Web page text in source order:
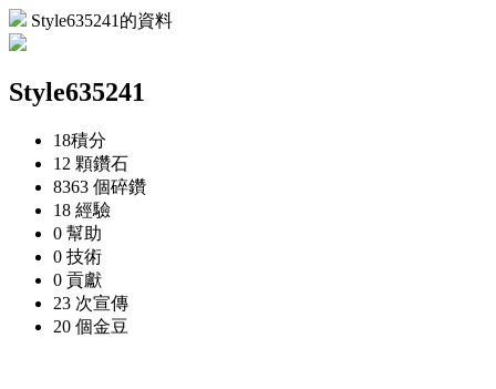
Style635241的資料
Style635241
18積分
12 顆鑽石
8363 個碎鑽
18 經驗
0 幫助
0 技術
0 貢獻
23 次宣傳
20 個金豆